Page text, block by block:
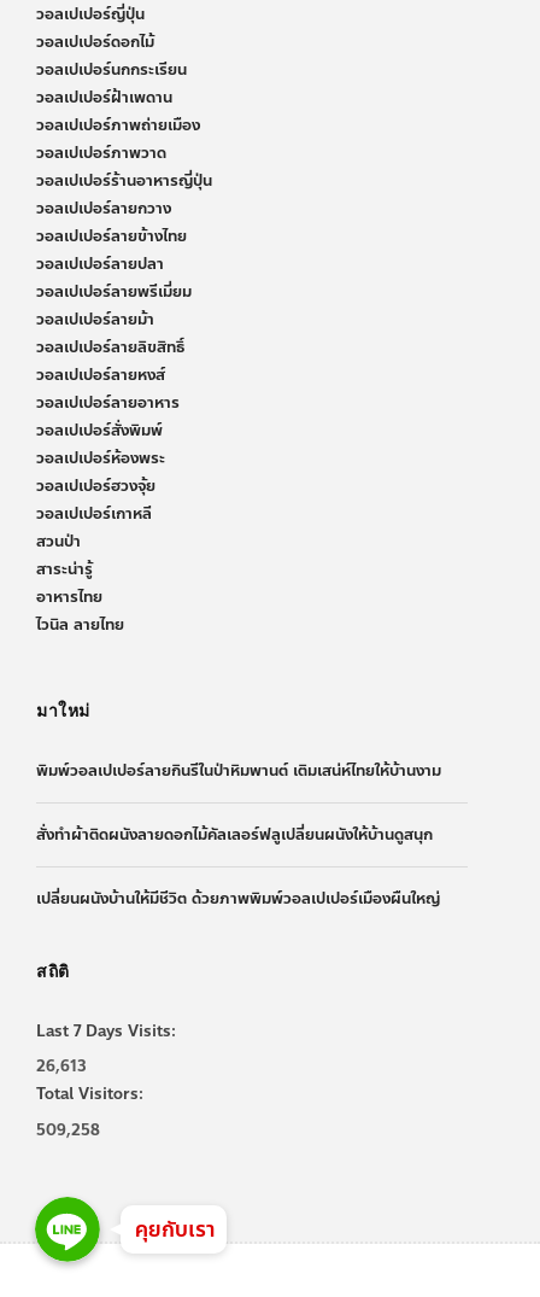
วอลเปเปอร์ญี่ปุ่น
วอลเปเปอร์ดอกไม้
วอลเปเปอร์นกกระเรียน
วอลเปเปอร์ฝ้าเพดาน
วอลเปเปอร์ภาพถ่ายเมือง
วอลเปเปอร์ภาพวาด
วอลเปเปอร์ร้านอาหารญี่ปุ่น
วอลเปเปอร์ลายกวาง
วอลเปเปอร์ลายข้างไทย
วอลเปเปอร์ลายปลา
วอลเปเปอร์ลายพรีเมี่ยม
วอลเปเปอร์ลายม้า
วอลเปเปอร์ลายลิขสิทธิ์
วอลเปเปอร์ลายหงส์
วอลเปเปอร์ลายอาหาร
วอลเปเปอร์สั่งพิมพ์
วอลเปเปอร์ห้องพระ
วอลเปเปอร์ฮวงจุ้ย
วอลเปเปอร์เกาหลี
สวนป่า
สาระน่ารู้
อาหารไทย
ไวนิล ลายไทย
มาใหม่
พิมพ์วอลเปเปอร์ลายกินรีในป่าหิมพานต์ เติมเสน่ห์ไทยให้บ้านงาม
สั่งทำผ้าติดผนังลายดอกไม้คัลเลอร์ฟลูเปลี่ยนผนังให้บ้านดูสนุก
เปลี่ยนผนังบ้านให้มีชีวิต ด้วยภาพพิมพ์วอลเปเปอร์เมืองผืนใหญ่
สถิติ
Last 7 Days Visits:
26,613
Total Visitors:
509,258
Line
Line
Line
คุยกับเรา